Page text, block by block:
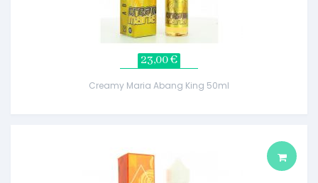
23,00 €
Creamy Maria Abang King 50ml